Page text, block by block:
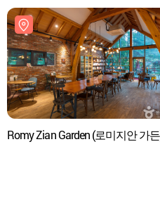
Romy Zian Garden (로미지안 가